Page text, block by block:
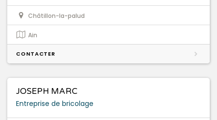
Châtillon-la-palud
Ain
CONTACTER
JOSEPH MARC
Entreprise de bricolage